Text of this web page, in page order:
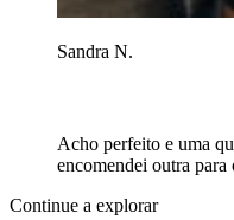
Sandra N.
Acho perfeito e uma
encomendei outra para
Continue a explorar